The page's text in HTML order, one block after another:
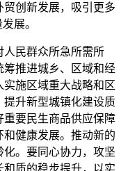
创新发展，吸引更多
展。
人民群众所急所需所
筹推进城乡、区域和经
施区域重大战略和区
升新型城镇化建设质
要民生商品供应保障
健康发展。推动新的
。要同心协力，攻坚
质的稳步提升，以实